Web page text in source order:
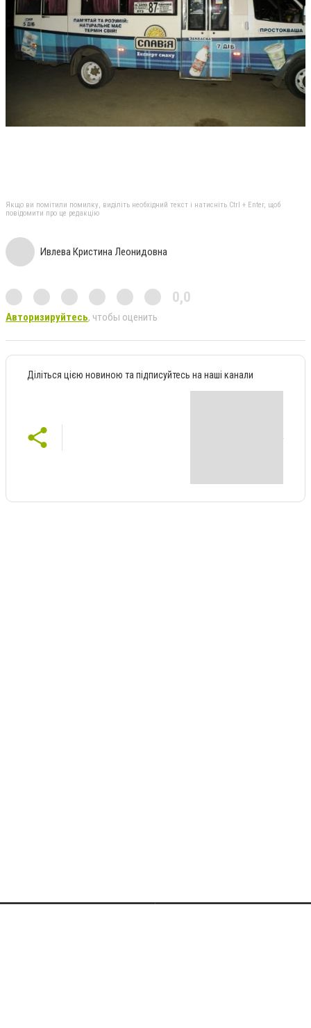
Якщо ви помітили помилку, виділіть необхідний текст і натисніть Ctrl + Enter, щоб
повідомити про це редакцію
Ивлева Кристина Леонидовна
0,0
Авторизируйтесь, чтобы оценить
Діліться цією новиною та підписуйтесь на наші канали